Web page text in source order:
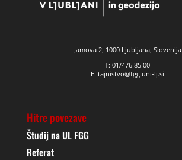
Jamova 2, 1000 Ljubljana, Slovenija
T: 01/476 85 00
E: tajnistvo@fgg.uni-lj.si
Hitre povezave
Študij na UL FGG
Referat